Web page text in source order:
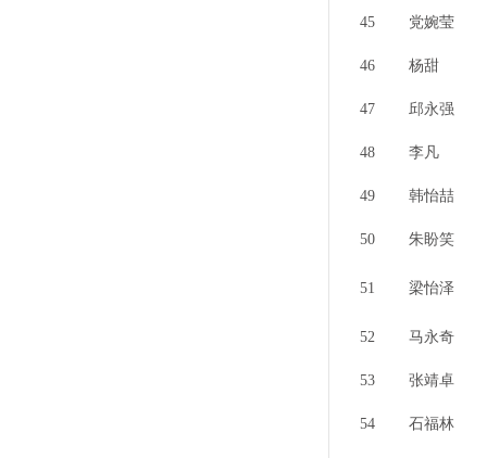
45 党婉莹
46 杨甜
47 邱永强
48 李凡
49 韩怡喆
50 朱盼笑
51 梁怡泽
52 马永奇
53 张靖卓
54 石福林